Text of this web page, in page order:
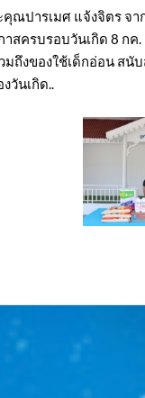
ณปารเมศ แจ้งจิตร จ
าสครบรอบวันเกิด 8 ก
ถึงของใช้เด็กอ่อน สนั
วันเกิด..